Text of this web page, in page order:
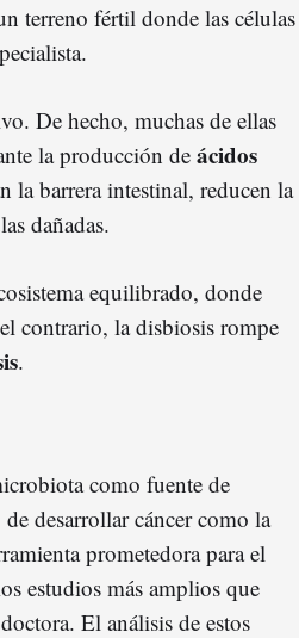
terreno fértil donde las células
De hecho, muchas de ellas
la producción deácidos
la barrera intestinal, reducen la
dañadas.
equilibrado, donde
contrario, la disbiosis rompe
.
como fuente de
desarrollar cáncer como la
prometedora para el
estudios más amplios que
El análisis de estos